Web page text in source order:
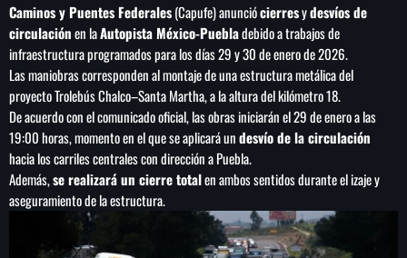
LOCUCIÓN (TALENTO AL AIRE)
RANKING
COMUNÍCATE
PUBLICIDAD
HISTORIA
SEARCH
SEARCH
Caminos y Puentes Federales(Capufe) anunciócierresydesvíos de
circulaciónen laAutopista México-Puebladebido a trabajos de
infraestructura programados para los días 29 y 30 de enero de 2026.
Las maniobras corresponden al montaje de una estructura metálica del
proyecto Trolebús Chalco–Santa Martha, a la altura del kilómetro 18.
De acuerdo con el comunicado oficial, las obras iniciarán el 29 de enero a las
19:00 horas, momento en el que se aplicará undesvío de la circulación
hacia los carriles centrales con dirección a Puebla.
Además,se realizará un cierre totalen ambos sentidos durante el izaje y
aseguramiento de la estructura.